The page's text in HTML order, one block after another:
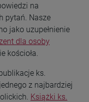
na
pytań. Nasze
jako uzupełnienie
dla osoby
kościoła.
ks.
z najbardziej
Książki ks.